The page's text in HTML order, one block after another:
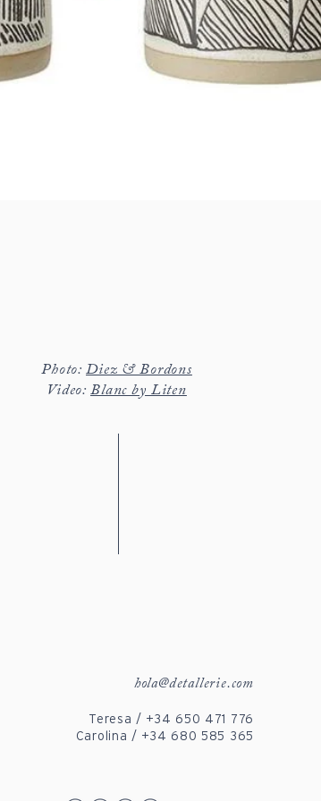
Photo:Diez & Bordons
​Video:Blanc by Liten
hola@detallerie.com
Teresa / +34 650 471 776
Carolina / +34 680 585 365